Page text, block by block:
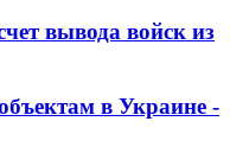
вывода войск из
в Украине -